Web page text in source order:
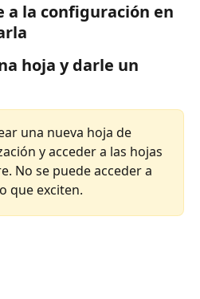
a la configuración en
hoja y darle un
una nueva hoja de
y acceder a las hojas
No se puede acceder a
que exciten.